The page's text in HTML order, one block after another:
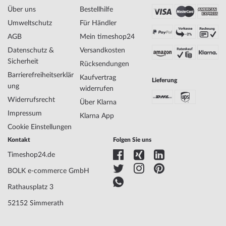
Hersteller Artikel-Nr.
J5.633.M
Anzeige
Analog
Antrieb
Swiss Made
Funktionen Minute, Stunde
Gehäuse Material
Gehäusedicke
Gehäuse Form
Rund
Gehäuse Farbe
Oberfläche
Über uns
Umweltschutz
AGB
Datenschutz &
Sicherheit
Barrierefreiheitserklär
ung
Widerrufsrecht
Impressum
Cookie Einstellungen
Bestellhilfe
Für Händler
Mein timeshop24
Versandkosten
Rücksendungen
Kaufvertrag
widerrufen
Über Klarna
Klarna App
Lieferung
Kontakt
Timeshop24.de
BOLK e-commerce GmbH
Rathausplatz 3
52152 Simmerath
Folgen Sie uns